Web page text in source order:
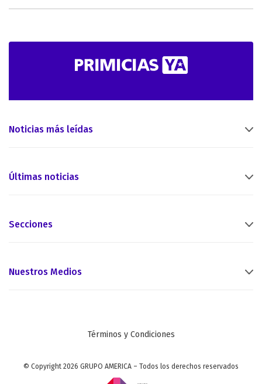
Noticias más leídas
Últimas noticias
Secciones
Nuestros Medios
Términos y Condiciones
© Copyright 2026 GRUPO AMERICA – Todos los derechos reservados